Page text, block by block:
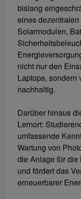
bislang
eines
Solarmodulen,
nicht nur den
Laptops, sondern
nachhaltig.
Darüber hinaus
Lernort:
umfassende
Wartung von
die Anlage für
und fördert das
erneuerbarer